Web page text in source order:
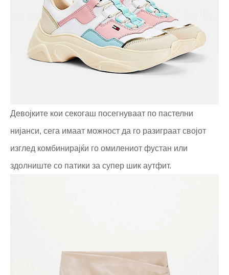
Девојките кои секогаш посегнуваат по пастелни
нијанси, сега имаат можност да го разиграат својот
изглед комбинирајќи го омилениот фустан или
здолниште со патики за супер шик аутфит.